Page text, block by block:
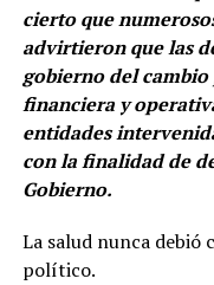
cierto que
advirtieron que las
gobierno del
financiera y
entidades
con la finalidad de
Gobierno.
La salud nunca
político.